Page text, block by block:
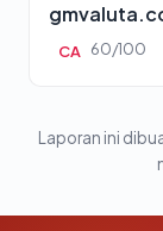
CA 60/100
Laporan ini